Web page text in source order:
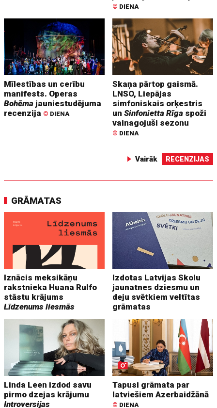
© DIENA
Mīlestības un cerību
manifests. Operas
Bohēma jauniestudējuma
recenzija © DIENA
Skaņa pārtop gaismā.
LNSO, Liepājas
simfoniskais orķestris
unSinfonietta Rīga spoži
vainagojuši sezonu
© DIENA
Vairāk RECENZIJAS
GRĀMATAS
Iznācis meksikāņu
rakstnieka Huana Rulfo
stāstu krājums
Līdzenums liesmās
Izdotas Latvijas Skolu
jaunatnes dziesmu un
deju svētkiem veltītas
grāmatas
Linda Leen izdod savu
pirmo dzejas krājumu
Introversijas
Tapusi grāmata par
latviešiem Azerbaidžānā
© DIENA